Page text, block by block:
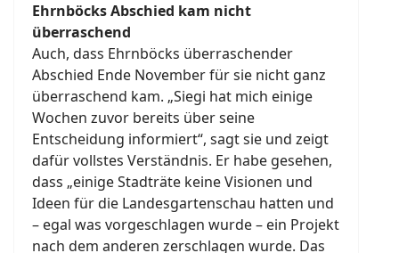
Ehrnböcks Abschied kam nicht
überraschend
Auch, dass Ehrnböcks überraschender
Abschied Ende November für sie nicht ganz
überraschend kam. „Siegi hat mich einige
Wochen zuvor bereits über seine
Entscheidung informiert“, sagt sie und zeigt
dafür vollstes Verständnis. Er habe gesehen,
dass „einige Stadträte keine Visionen und
Ideen für die Landesgartenschau hatten und
– egal was vorgeschlagen wurde – ein Projekt
nach dem anderen zerschlagen wurde. Das